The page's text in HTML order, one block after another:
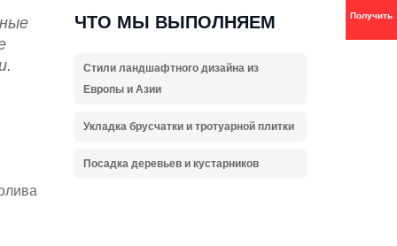
Получить
ЧТО МЫ ВЫПОЛНЯЕМ
Стили ландшафтного дизайна из
Европы и Азии
Укладка брусчатки и тротуарной плитки
Посадка деревьев и кустарников